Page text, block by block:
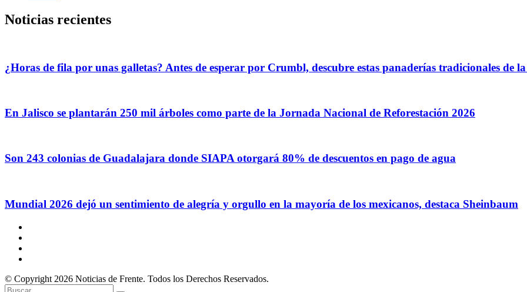
Noticias recientes
¿Horas de fila por unas galletas? Antes de esperar por Crumbl, descubre estas panaderías tradicionales de
En Jalisco se plantarán 250 mil árboles como parte de la Jornada Nacional de Reforestación 2026
Son 243 colonias de Guadalajara donde SIAPA otorgará 80% de descuentos en pago de agua
Mundial 2026 dejó un sentimiento de alegría y orgullo en la mayoría de los mexicanos, destaca Sheinbaum
© Copyright 2026 Noticias de Frente. Todos los Derechos Reservados.